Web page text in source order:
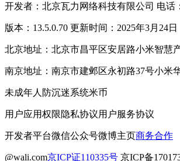
开发者：北京瓦力网络科技有限公司 电话
版本：13.5.0.70 更新时间：2025年3月24日
北京地址：北京市昌平区安居路小米智慧
南京地址：南京市建邺区永初路37号小米
未成年人防沉迷系统米币
用户应用权限隐私协议用户服务协议
开发者平台微信公众号微博主页商务合作
@wali.com京ICP证110335号 京ICP备